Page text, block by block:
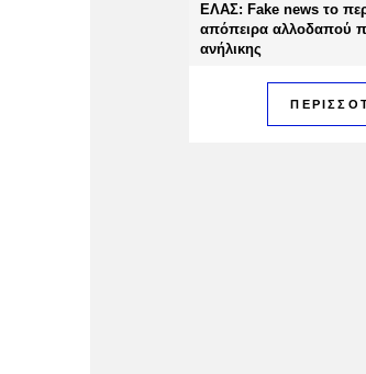
ΕΛΑΣ: Fake news το
απόπειρα αλλοδαπού
ανήλικης